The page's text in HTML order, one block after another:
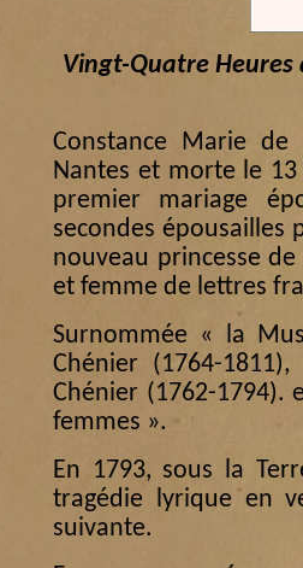
Vingt-Quatre Heures
Constance Marie
Nantes et morte le
premier mariage
secondes épousailles
nouveau princesse
et femme de lettres
Surnommée « la
Chénier (1764-
Chénier (1762-1794).
femmes ».
En 1793, sous la
tragédie lyrique en
suivante.